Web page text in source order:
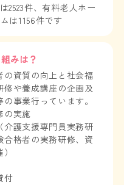
2523件、有料老人ホー
は1156件です
みは？
資質の向上と社会福
や養成講座の企画及
事業行っています。
の実施
護支援専門員実務研
格者の実務研修、資
付